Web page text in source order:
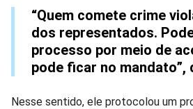
“Quem comete crime
dos representados.
processo por meio de
pode ficar no mandato”,
Nesse sentido, ele protocolou um